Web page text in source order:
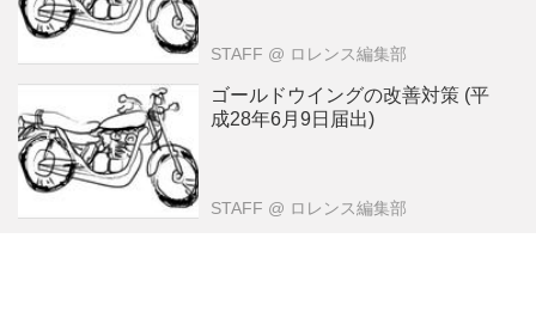
STAFF @ ロレンス編集部
ゴールドウイングの改善対策 (平
成28年6月9日届出)
STAFF @ ロレンス編集部